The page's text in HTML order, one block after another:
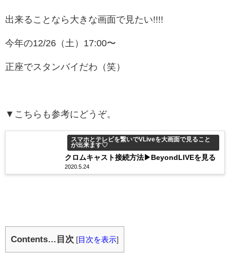
出来ることなら大きな画面で見たい!!!!
今年の12/26（土）17:00〜
正座でスタンバイだわ（笑）
▼こちらも参考にどうぞ。
スマホとテレビを繋いでVLiveを大画面で見ること
が出来ます♡
クロムキャスト接続方法▶BeyondLIVEを見る
2020.5.24
Contents…目次 [ 目次を表示]